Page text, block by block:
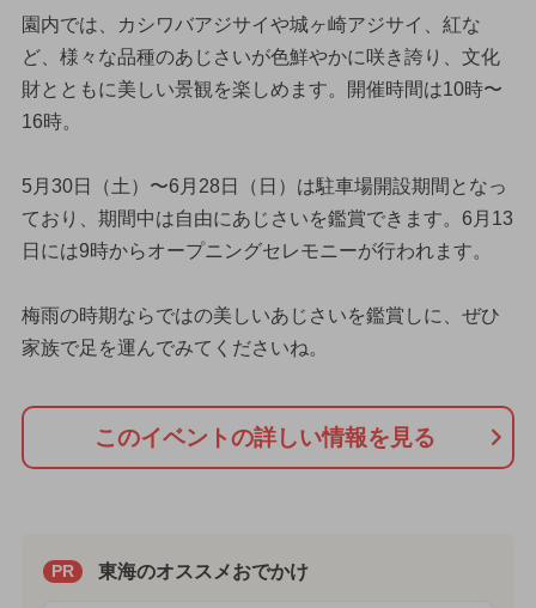
園内では、カシワバアジサイや城ヶ崎アジサイ、紅な
ど、様々な品種のあじさいが色鮮やかに咲き誇り、文化
財とともに美しい景観を楽しめます。開催時間は10時〜
16時。
5月30日（土）〜6月28日（日）は駐車場開設期間となっ
ており、期間中は自由にあじさいを鑑賞できます。6月13
日には9時からオープニングセレモニーが行われます。
梅雨の時期ならではの美しいあじさいを鑑賞しに、ぜひ
家族で足を運んでみてくださいね。
このイベントの詳しい情報を見る
PR 東海のオススメおでかけ